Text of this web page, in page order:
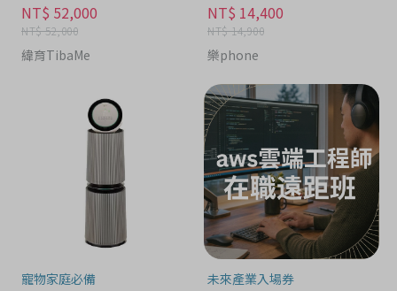
NT$ 52,000
NT$ 52,000
緯育TibaMe
NT$ 14,400
NT$ 14,900
樂phone
寵物家庭必備 未來產業入場券